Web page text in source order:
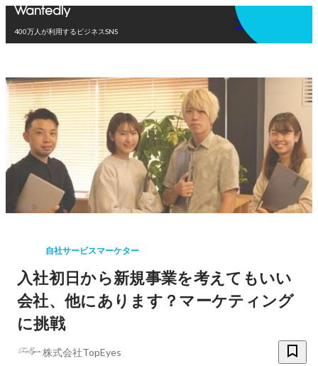
400万人が利用するビジネスSNS
アプリを使う
自社サービスマーケター
入社初日から新規事業を考えてもいい
会社、他にあります？マーケティング
に挑戦
株式会社TopEyes